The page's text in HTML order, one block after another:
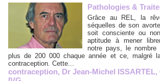
Pathologies &
Grâce au REL, la
séquelles de son
soit consciente ou
aptitude à mener
notre pays, le nombre
plus de 200 000 chaque année et ce, malgré
contraception. Cette...
contraception, Dr Jean-Michel ISSARTEL,